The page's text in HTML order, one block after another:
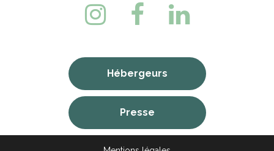
Hébergeurs
Presse